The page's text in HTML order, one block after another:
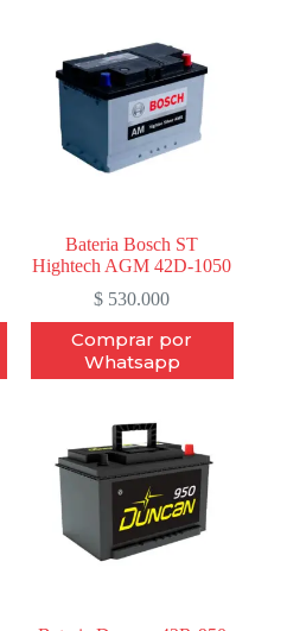
Bateria Bosch ST
Hightech AGM 42D-1050
$ 530.000
Comprar por
Whatsapp